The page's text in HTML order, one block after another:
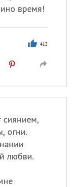
время!
413
сиянием,
огни.
любви.